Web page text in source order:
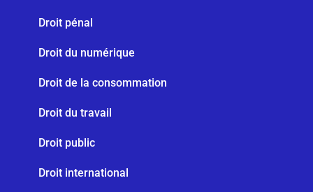
Droit pénal
Droit du numérique
Droit de la consommation
Droit du travail
Droit public
Droit international